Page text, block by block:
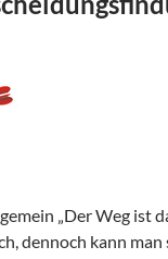
„Der Weg ist
dennoch kann